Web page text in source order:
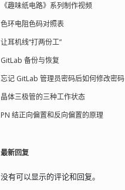
《趣味纸电路》系列制作视频
色环电阻色码对照表
让耳机线“打两份工”
GitLab 备份与恢复
忘记 GitLab 管理员密码后如何修改密码
晶体三极管的三种工作状态
PN 结正向偏置和反向偏置的原理
最新回复
没有可以显示的评论和回复。